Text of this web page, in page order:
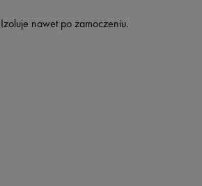
nawet po zamoczeniu.